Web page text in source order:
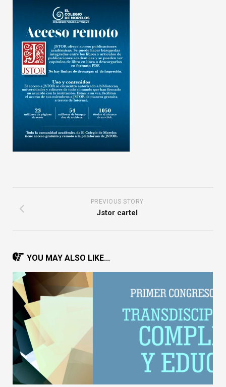
PREVIOUS STORY
Jstor cartel
YOU MAY ALSO LIKE...